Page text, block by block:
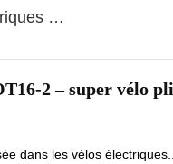
…
2 – super vélo
dans les vélos